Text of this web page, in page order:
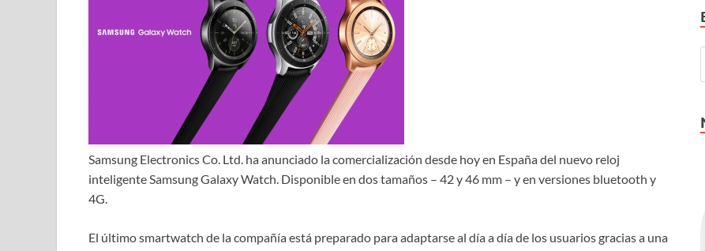
Samsung Electronics Co. Ltd. ha anunciado la comercialización desde hoy en España del nuevo reloj
inteligente Samsung Galaxy Watch. Disponible en dos tamaños – 42 y 46 mm – y en versiones bluetooth y
4G.
El último smartwatch de la compañía está preparado para adaptarse al día a día de los usuarios gracias a una